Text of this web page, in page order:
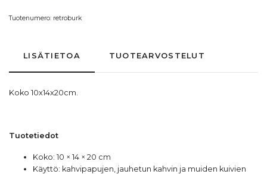
Tuotenumero: retroburk
LISÄTIETOA TUOTEARVOSTELUT
Koko 10x14x20cm.
Tuotetiedot
Koko: 10 × 14 × 20 cm
Käyttö: kahvipapujen, jauhetun kahvin ja muiden kuivien